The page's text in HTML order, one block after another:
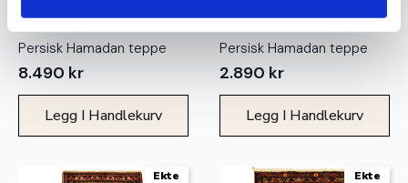
Persisk Hamadan teppe
8.490 kr
Legg I Handlekurv
Persisk Hamadan teppe
2.890 kr
Legg I Handlekurv
Ekte Ekte